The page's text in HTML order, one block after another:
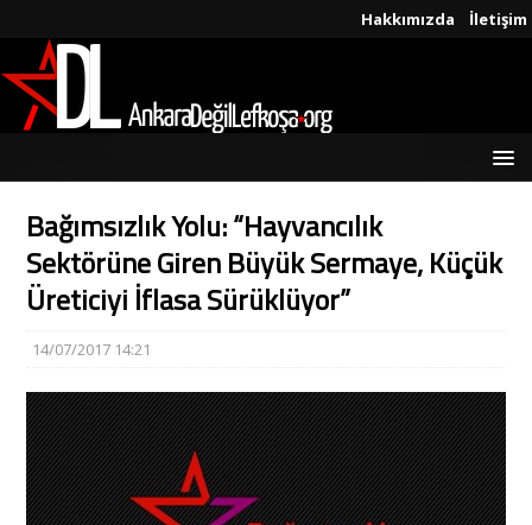
Hakkımızda İletişim
Bağımsızlık Yolu: “Hayvancılık
Sektörüne Giren Büyük Sermaye, Küçük
Üreticiyi İflasa Sürüklüyor”
14/07/2017 14:21